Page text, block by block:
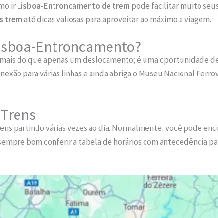
irLisboa-Entroncamento de trem pode facilitar muito
trematé dicas valiosas para aproveitar ao máximo a viagem.
Entroncamento?
do que apenas um deslocamento; é uma oportunidade
para várias linhas e ainda abriga o Museu Nacional
partindo várias vezes ao dia. Normalmente, você pode
bom conferir a tabela de horários com antecedência